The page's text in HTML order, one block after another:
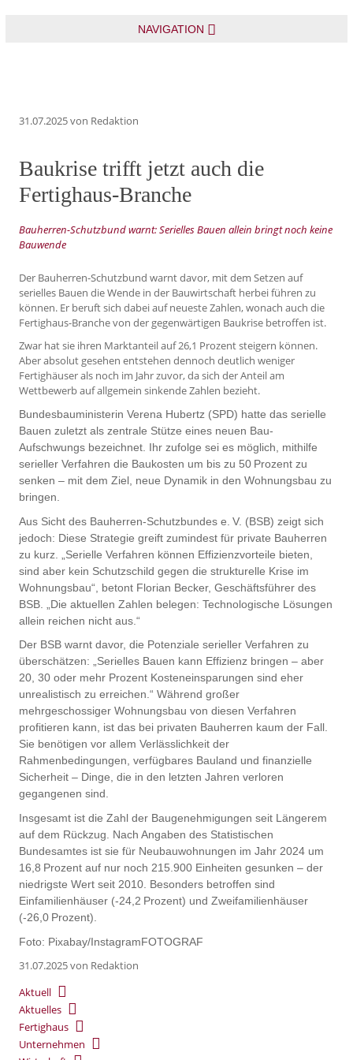
NAVIGATION
31.07.2025von Redaktion
Baukrise trifft jetzt auch die
Fertighaus-Branche
Bauherren-Schutzbund warnt: Serielles Bauen allein bringt noch keine
Bauwende
Der Bauherren-Schutzbund warnt davor, mit dem Setzen auf
serielles Bauen die Wende in der Bauwirtschaft herbei führen zu
können. Er beruft sich dabei auf neueste Zahlen, wonach auch die
Fertighaus-Branche von der gegenwärtigen Baukrise betroffen ist.
Zwar hat sie ihren Marktanteil auf 26,1 Prozent steigern können.
Aber absolut gesehen entstehen dennoch deutlich weniger
Fertighäuser als noch im Jahr zuvor, da sich der Anteil am
Wettbewerb auf allgemein sinkende Zahlen bezieht.
Bundesbauministerin Verena Hubertz (SPD) hatte das serielle
Bauen zuletzt als zentrale Stütze eines neuen Bau-
Aufschwungs bezeichnet. Ihr zufolge sei es möglich, mithilfe
serieller Verfahren die Baukosten um bis zu 50 Prozent zu
senken – mit dem Ziel, neue Dynamik in den Wohnungsbau zu
bringen.
Aus Sicht des Bauherren-Schutzbundes e. V. (BSB) zeigt sich
jedoch: Diese Strategie greift zumindest für private Bauherren
zu kurz. „Serielle Verfahren können Effizienzvorteile bieten,
sind aber kein Schutzschild gegen die strukturelle Krise im
Wohnungsbau“, betont Florian Becker, Geschäftsführer des
BSB. „Die aktuellen Zahlen belegen: Technologische Lösungen
allein reichen nicht aus.“
Der BSB warnt davor, die Potenziale serieller Verfahren zu
überschätzen: „Serielles Bauen kann Effizienz bringen – aber
20, 30 oder mehr Prozent Kosteneinsparungen sind eher
unrealistisch zu erreichen.“ Während großer
mehrgeschossiger Wohnungsbau von diesen Verfahren
profitieren kann, ist das bei privaten Bauherren kaum der Fall.
Sie benötigen vor allem Verlässlichkeit der
Rahmenbedingungen, verfügbares Bauland und finanzielle
Sicherheit – Dinge, die in den letzten Jahren verloren
gegangenen sind.
Insgesamt ist die Zahl der Baugenehmigungen seit Längerem
auf dem Rückzug. Nach Angaben des Statistischen
Bundesamtes ist sie für Neubauwohnungen im Jahr 2024 um
16,8 Prozent auf nur noch 215.900 Einheiten gesunken – der
niedrigste Wert seit 2010. Besonders betroffen sind
Einfamilienhäuser (-24,2 Prozent) und Zweifamilienhäuser
(-26,0 Prozent).
Foto: Pixabay/InstagramFOTOGRAF
31.07.2025von Redaktion
Aktuell
Aktuelles
Fertighaus
Unternehmen